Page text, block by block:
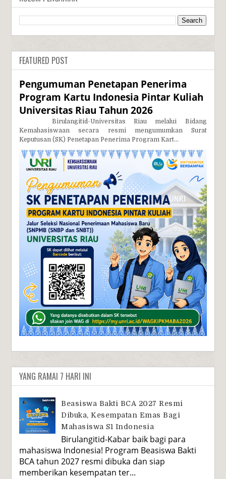
FEATURED POST
Pengumuman Penetapan Penerima
Program Kartu Indonesia Pintar Kuliah
Universitas Riau Tahun 2026
Birulangitid-Universitas Riau melalui Bidang
Kemahasiswaan secara resmi mengumumkan Surat
Keputusan (SK) Penetapan Penerima Program Kart...
YANG RAMAI 7 HARI INI
Beasiswa Bakti BCA 2027 Resmi
Dibuka, Kesempatan Emas Bagi
Mahasiswa S1 Indonesia
Birulangitid-Kabar baik bagi para
mahasiswa Indonesia! Program Beasiswa Bakti
BCA tahun 2027 resmi dibuka dan siap
memberikan kesempatan ter...